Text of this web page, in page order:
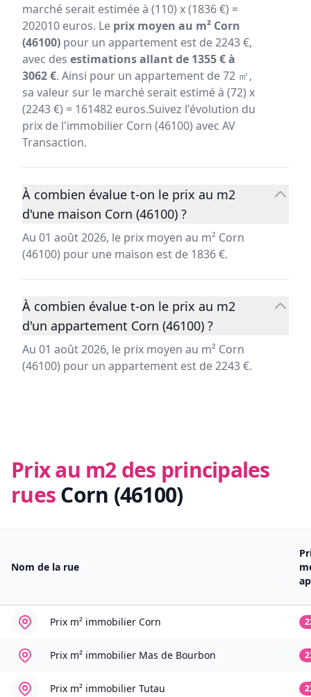
marché serait estimée à (110) x (1836 €) =
202010 euros. Le prix moyen au m² Corn
(46100) pour un appartement est de 2243 €,
avec des estimations allant de 1355 € à
3062 €. Ainsi pour un appartement de 72 ㎡,
sa valeur sur le marché serait estimé à (72) x
(2243 €) = 161482 euros.Suivez l'évolution du
prix de l'immobilier Corn (46100) avec AV
Transaction.
À combien évalue t-on le prix au m2
d'une maison Corn (46100) ?
Au 01 août 2026, le prix moyen au m² Corn
(46100) pour une maison est de 1836 €.
À combien évalue t-on le prix au m2
d'un appartement Corn (46100) ?
Au 01 août 2026, le prix moyen au m² Corn
(46100) pour un appartement est de 2243 €.
Prix au m2 des principales
ruesCorn (46100)
Nom de la rue
Prix m² immobilier Corn
Prix m² immobilier Mas de Bourbon
Prix m² immobilier Tutau